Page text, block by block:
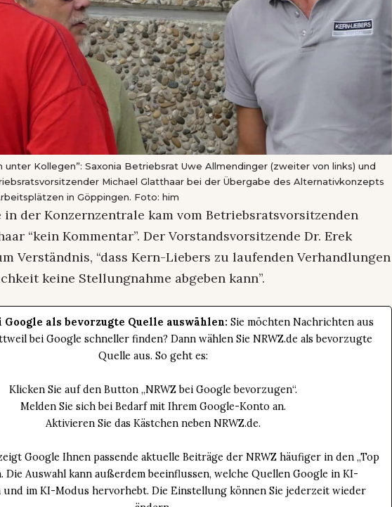
unter Kollegen”: Saxonia Betriebsrat Uwe Allmendinger (zweiter von links) und
Michael Glatthaar bei der Übergabe des Alternativkonzepts
in Göppingen. Foto: him
in der Konzernzentrale kam vom Betriebsratsvorsitzenden
“kein Kommentar”. Der Vorstandsvorsitzende Dr. Erek
Verständnis, “dass Kern-Liebers zu laufenden Verhandlungen
keine Stellungnahme abgeben kann”.
Google als bevorzugte Quelle auswählen: Sie möchten Nachrichten aus
bei Google schneller finden? Dann wählen Sie NRWZ.de als bevorzugte
Quelle aus. So geht es:
Klicken Sie auf den Button „NRWZ bei Google bevorzugen“.
Melden Sie sich bei Bedarf mit Ihrem Google-Konto an.
Aktivieren Sie das Kästchen neben NRWZ.de.
Google Ihnen passende aktuelle Beiträge der NRWZ häufiger in den „Top
Die Auswahl kann außerdem beeinflussen, welche Quellen Google in KI-
im KI-Modus hervorhebt. Die Einstellung können Sie jederzeit wieder